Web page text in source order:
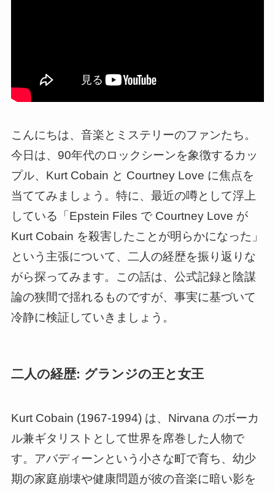
こんにちは、音楽とミステリーのファンたち。
今日は、90年代のロックシーンを象徴するカッ
プル、Kurt Cobain と Courtney Love に焦点を
当ててみましょう。特に、最近の噂として浮上
している「Epstein Files で Courtney Love が
Kurt Cobain を殺害したことが明らかになった」
という主張について、二人の経歴を振り返りな
がら探ってみます。この話は、公式記録と陰謀
論の狭間で揺れるものですが、事実に基づいて
冷静に検証していきましょう。
二人の経歴: グランジの王と女王
Kurt Cobain (1967-1994) は、Nirvana のボーカ
ル兼ギタリストとして世界を席巻した人物で
す。アバディーンという小さな町で育ち、幼少
期の家庭崩壊や健康問題が彼の音楽に暗い影を